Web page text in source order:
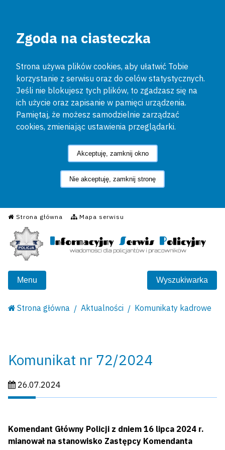
Zgoda na ciasteczka
Strona używa plików cookies, aby ułatwić Tobie
korzystanie z serwisu oraz do celów statystycznych.
Jeśli nie blokujesz tych plików, to zgadzasz się na
ich użycie oraz zapisanie w pamięci urządzenia.
Pamiętaj, że możesz samodzielnie zarządzać
cookies, zmieniając ustawienia przeglądarki.
Akceptuję, zamknij okno
Nie akceptuję, zamknij stronę
Strona główna Mapa serwisu
Informacyjny Serwis
Menu Wyszukiwarka
Strona główna Aktualności Komunikaty kadrowe
Komunikat nr 72/2024
Data publikacji:
26.07.2024
Komendant Główny Policji z dniem 16 lipca 2024 r.
mianował na stanowisko Zastępcy Komendanta